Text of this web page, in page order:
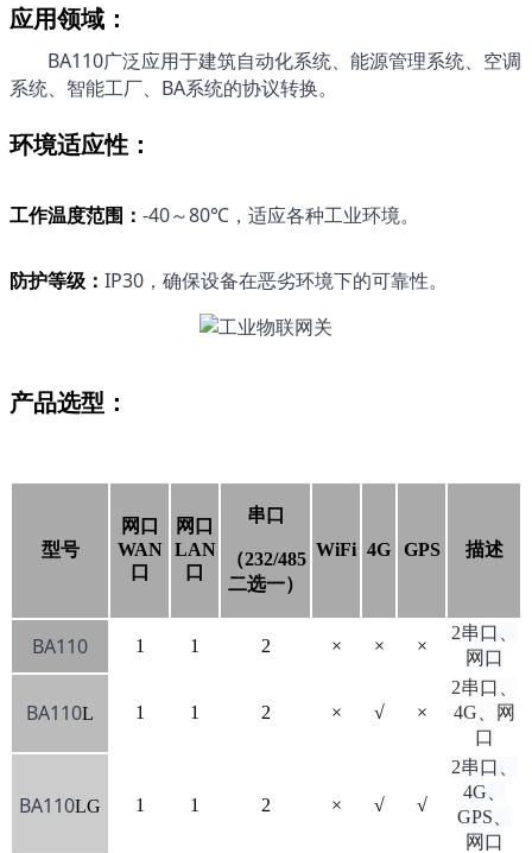
应用领域：
BA110广泛应用于建筑自动化系统、能源管理系统、空调
系统、智能工厂、BA系统的协议转换。
环境适应性：
工作温度范围 ： -40～80℃，适应各种工业环境。
防护等级 ： IP30，确保设备在恶劣环境下的可靠性。
产品选型：
型号
网口
WAN
口
网口
LAN
口
串口
（232/485
二选一）
WiFi 4G GPS 描述
BA110 1 1 2 × × ×
2串口、
网口
BA110L 1 1 2 × √ ×
2串口、
4G、网
口
BA110LG 1 1 2 × √ √
2串口、
4G、
GPS、
网口